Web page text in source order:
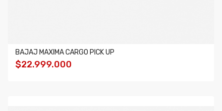
BAJAJ MAXIMA CARGO PICK UP
$22.999.000